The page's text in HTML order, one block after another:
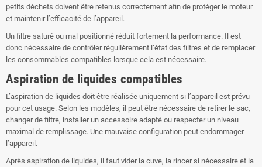
petits déchets doivent être retenus correctement afin de protéger le moteur
et maintenir l’efficacité de l’appareil.
Un filtre saturé ou mal positionné réduit fortement la performance. Il est
donc nécessaire de contrôler régulièrement l’état des filtres et de remplacer
les consommables compatibles lorsque cela est nécessaire.
Aspiration de liquides compatibles
L’aspiration de liquides doit être réalisée uniquement si l’appareil est prévu
pour cet usage. Selon les modèles, il peut être nécessaire de retirer le sac,
changer de filtre, installer un accessoire adapté ou respecter un niveau
maximal de remplissage. Une mauvaise configuration peut endommager
l’appareil.
Après aspiration de liquides, il faut vider la cuve, la rincer si nécessaire et la